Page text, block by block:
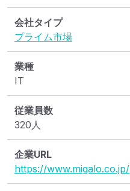
会社タイプ
プライム市場
業種
IT
従業員数
320人
企業URL
https://www.migalo.co.jp/